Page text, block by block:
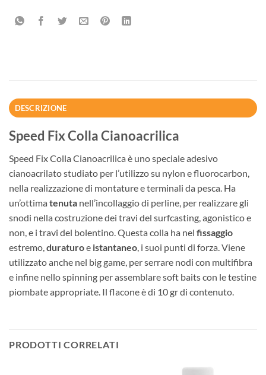
DESCRIZIONE
Speed Fix Colla Cianoacrilica
Speed Fix Colla Cianoacrilica è uno speciale adesivo
cianoacrilato studiato per l’utilizzo su nylon e fluorocarbon,
nella realizzazione di montature e terminali da pesca. Ha
un’ottima tenuta nell’incollaggio di perline, per realizzare gli
snodi nella costruzione dei travi del surfcasting, agonistico e
non, e i travi del bolentino. Questa colla ha nel fissaggio
estremo,duraturoe istantaneo, i suoi punti di forza. Viene
utilizzato anche nel big game, per serrare nodi con multifibra
e infine nello spinning per assemblare soft baits con le testine
piombate appropriate. Il flacone è di 10 gr di contenuto.
PRODOTTI CORRELATI